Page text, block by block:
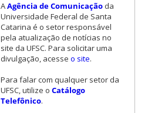
AAgência de Comunicaçãoda
Universidade Federal de Santa
Catarina é o setor responsável
pela atualização de notícias no
site da UFSC. Para solicitar uma
divulgação, acesse o site.
Para falar com qualquer setor da
UFSC, utilize o Catálogo
Telefônico.